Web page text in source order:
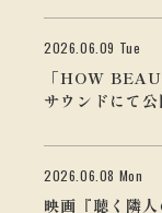
2026.06.09 Tue
「HOW
サウンドにて公
2026.06.08 Mon
映画『聴く隣